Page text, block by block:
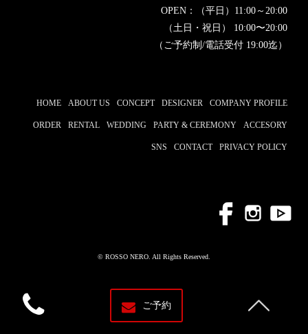
ご予約
OPEN：（平日）11:00～20:00
（土日・祝日） 10:00〜20:00
（ご予約制/電話受付 19:00迄）
HOME ABOUT US CONCEPT DESIGNER COMPANY PROFILE
ORDER RENTAL WEDDING PARTY & CEREMONY ACCESORY
SNS CONTACT PRIVACY POLICY
© ROSSO NERO. All Rights Reserved.